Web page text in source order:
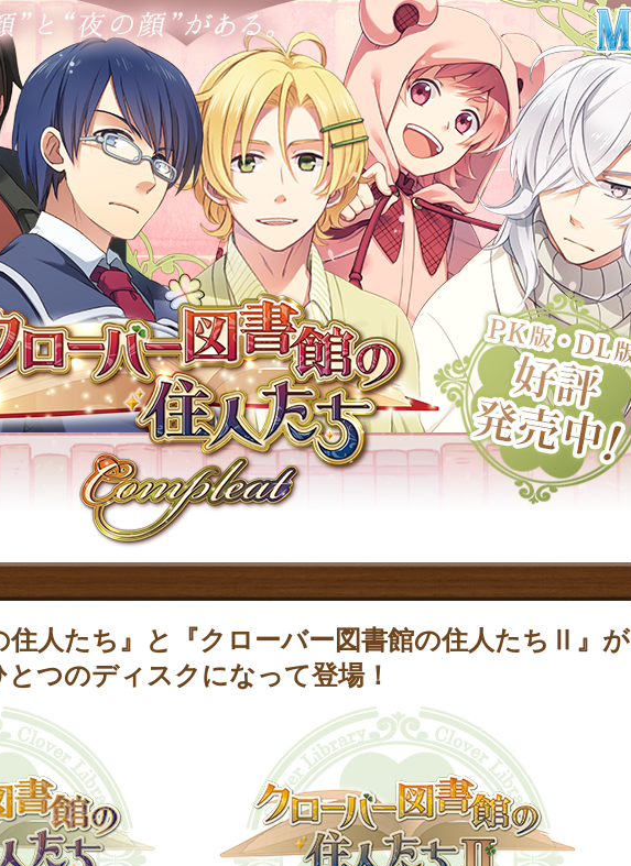
住人たち』と『クローバー図書館の住人たちⅡ』が
とつのディスクになって登場！